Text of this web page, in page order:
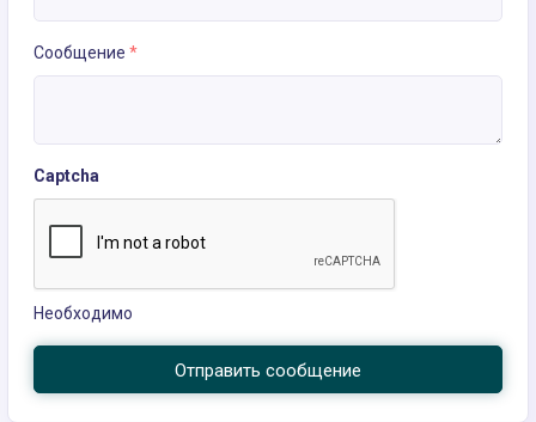
Сообщение *
Captcha
Необходимо
Отправить сообщение